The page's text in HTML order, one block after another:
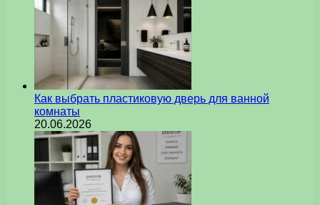
Как выбрать пластиковую дверь для ванной
комнаты
20.06.2026